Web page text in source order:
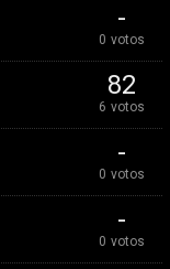
-
0 votos
82
6 votos
-
0 votos
-
0 votos